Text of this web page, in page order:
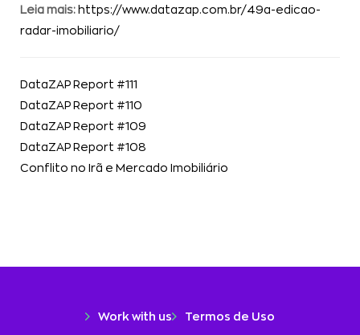
Leia mais: https://www.datazap.com.br/49a-edicao-
radar-imobiliario/
DataZAP Report #111
DataZAP Report #110
DataZAP Report #109
DataZAP Report #108
Conflito no Irã e Mercado Imobiliário
Work with us Termos de Uso